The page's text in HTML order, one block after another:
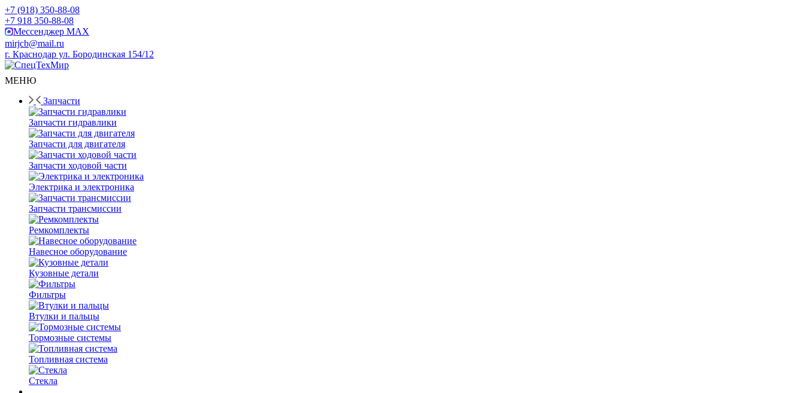
+7 (918) 350-88-08
+7 918 350-88-08
Мессенджер MAX
mirjcb@mail.ru
г. Краснодар ул. Бородинская 154/12
МЕНЮ
Запчасти
Запчасти гидравлики
Запчасти для двигателя
Запчасти ходовой части
Электрика и электроника
Запчасти трансмиссии
Ремкомплекты
Навесное оборудование
Кузовные детали
Фильтры
Втулки и пальцы
Тормозные системы
Топливная система
Стекла